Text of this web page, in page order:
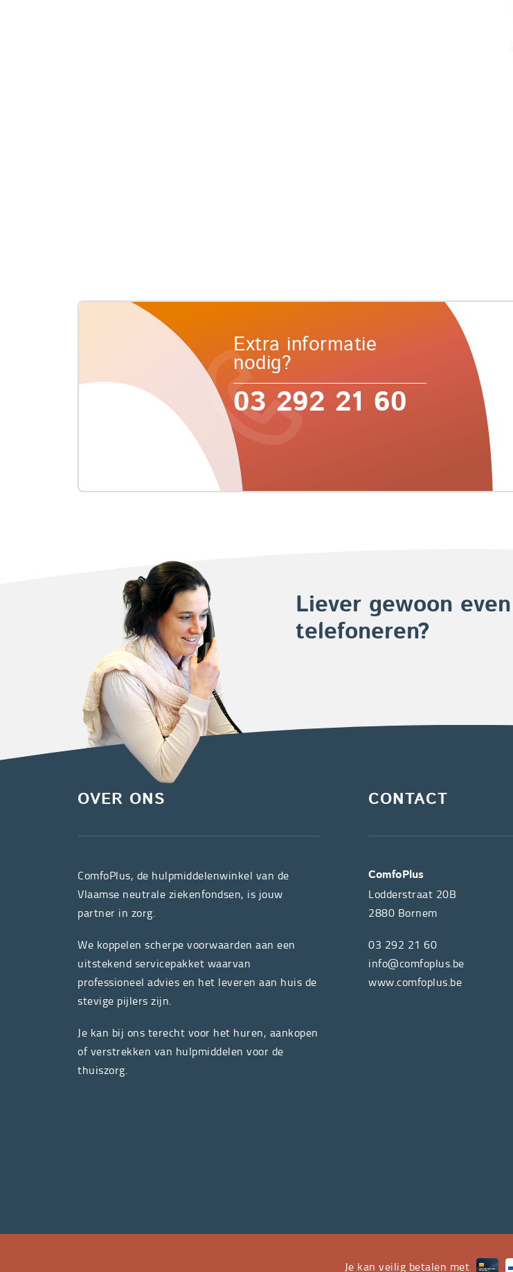
Extra informatie
nodig?
03 292 21 60
Liever gewoon even
telefoneren?
OVER ONS
ComfoPlus, de hulpmiddelenwinkel van de
Vlaamse neutrale ziekenfondsen, is jouw
partner in zorg.
We koppelen scherpe voorwaarden aan een
uitstekend servicepakket waarvan
professioneel advies en het leveren aan huis de
stevige pijlers zijn.
Je kan bij ons terecht voor het huren, aankopen
of verstrekken van hulpmiddelen voor de
thuiszorg.
CONTACT
ComfoPlus
Lodderstraat 20B
2880 Bornem
03 292 21 60
info@comfoplus.be
www.comfoplus.be
Je kan veilig betalen met